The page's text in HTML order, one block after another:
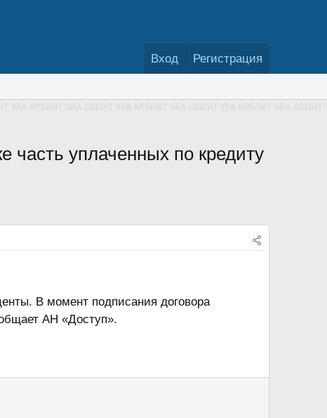
Вход Регистрация
часть уплаченных по кредиту
В момент подписания договора
АН «Доступ».